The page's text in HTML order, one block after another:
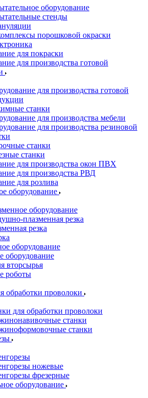
оборудование
стенды
порошковой окраски
для покраски
для производства готовой
для производства готовой
станки
для производства мебели
для производства резиновой
станки
станки
для производства окон ПВХ
для производства РВД
для розлива
оборудование
оборудование
плазменная резка
резка
оборудование
оборудование
вторсырья
роботы
обработки проволоки
для обработки проволоки
станки
станки
ножевые
фрезерные
оборудование